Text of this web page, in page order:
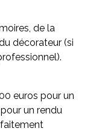
de la
décorateur (si
euros pour un
un rendu